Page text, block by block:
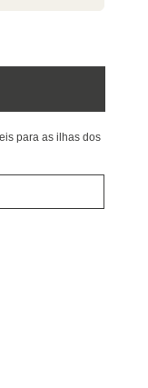
para as ilhas dos